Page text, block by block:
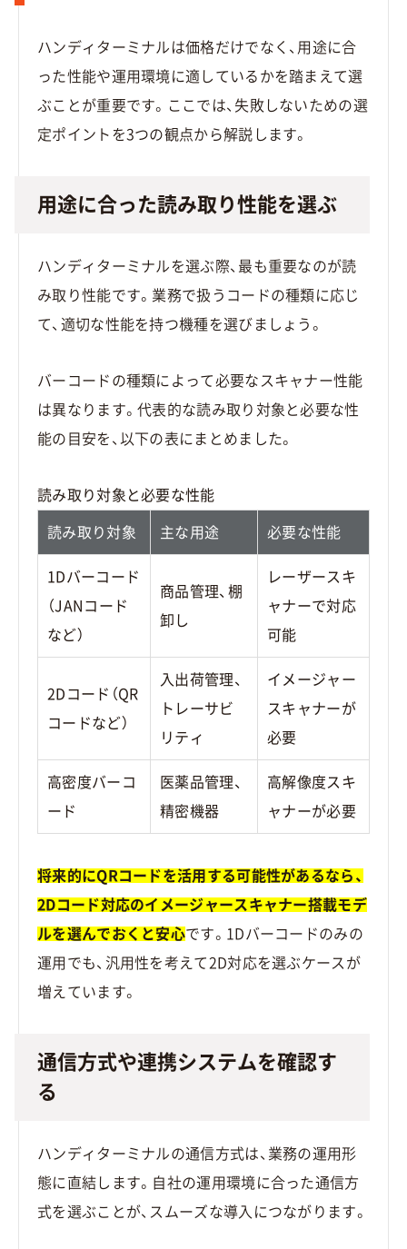
ハンディターミナルは価格だけでなく、用途に合
った性能や運用環境に適しているかを踏まえて選
ぶことが重要です。ここでは、失敗しないための選
定ポイントを3つの観点から解説します。
用途に合った読み取り性能を選ぶ
ハンディターミナルを選ぶ際、最も重要なのが読
み取り性能です。業務で扱うコードの種類に応じ
て、適切な性能を持つ機種を選びましょう。
バーコードの種類によって必要なスキャナー性能
は異なります。代表的な読み取り対象と必要な性
能の目安を、以下の表にまとめました。
読み取り対象と必要な性能
読み取り対象 主な用途 必要な性能
1Dバーコード
（JANコード
など）
商品管理、棚
卸し
レーザースキ
ャナーで対応
可能
2Dコード（QR
コードなど）
入出荷管理、
トレーサビ
リティ
イメージャー
スキャナーが
必要
高密度バーコ
ード
医薬品管理、
精密機器
高解像度スキ
ャナーが必要
将来的にQRコードを活用する可能性があるなら、
2Dコード対応のイメージャースキャナー搭載モデ
ルを選んでおくと安心です。1Dバーコードのみの
運用でも、汎用性を考えて2D対応を選ぶケースが
増えています。
通信方式や連携システムを確認す
る
ハンディターミナルの通信方式は、業務の運用形
態に直結します。自社の運用環境に合った通信方
式を選ぶことが、スムーズな導入につながります。